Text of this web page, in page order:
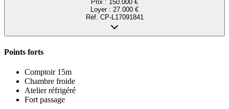
Prix : 150.000 €
Loyer : 27.000 €
Réf. CP-L17091841
Points forts
Comptoir 15m
Chambre froide
Atelier réfrigéré
Fort passage